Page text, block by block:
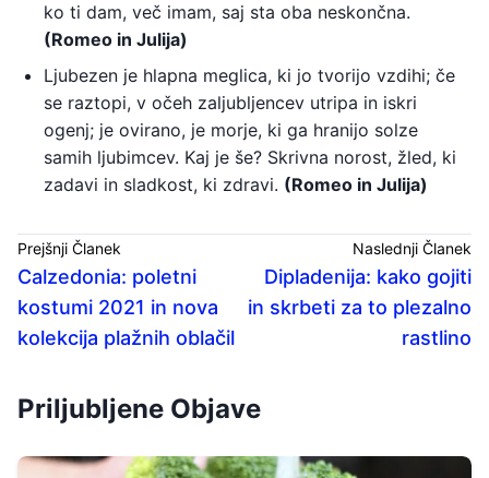
ko ti dam, več imam, saj sta oba neskončna.
(Romeo in Julija)
Ljubezen je hlapna meglica, ki jo tvorijo vzdihi; če
se raztopi, v očeh zaljubljencev utripa in iskri
ogenj; je ovirano, je morje, ki ga hranijo solze
samih ljubimcev. Kaj je še? Skrivna norost, žled, ki
zadavi in ​​sladkost, ki zdravi. (Romeo in Julija)
Prejšnji Članek
Calzedonia: poletni
kostumi 2021 in nova
kolekcija plažnih oblačil
Naslednji Članek
Dipladenija: kako gojiti
in skrbeti za to plezalno
rastlino
Priljubljene Objave